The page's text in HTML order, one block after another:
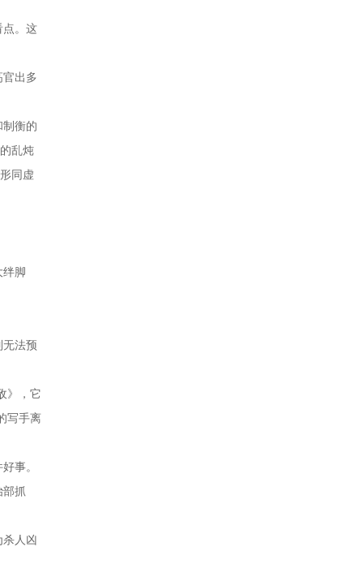
点。这
出多
衡的
乱炖
同虚
绊脚
法预
》，它
写手离
事。
部抓
人凶